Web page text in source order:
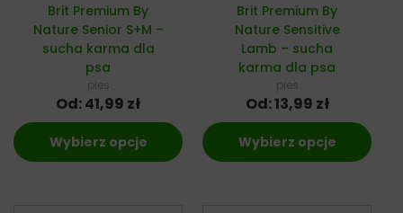
Brit Premium By
Nature Senior S+M –
sucha karma dla
psa
pies
Od:41,99 zł
Wybierz opcje
Brit Premium By
Nature Sensitive
Lamb – sucha
karma dla psa
pies
Od:13,99 zł
Wybierz opcje